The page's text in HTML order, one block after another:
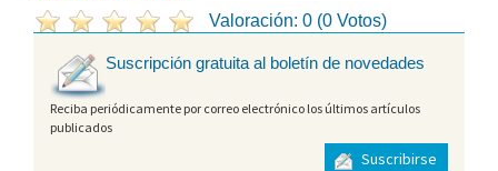
Valoración: 0 (0 Votos)
Suscripción gratuita al boletín de novedades
Reciba periódicamente por correo electrónico los últimos artículos
publicados
Suscribirse